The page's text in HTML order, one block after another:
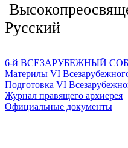
Русский
6-й ВСЕЗАРУБЕЖНЫЙ
Материлы VI
Подготовка VI
Журнал правящего архиерея
Официальные документы